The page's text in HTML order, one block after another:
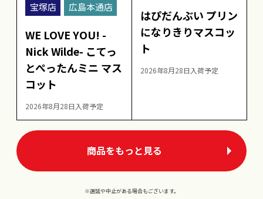
宝塚店
広島本通店
WE LOVE YOU! -
Nick Wilde- こてっ
とぺったんミニ マス
コット
2026年8月28日入荷予定
はぴだんぶい プリン
になりきりマスコッ
ト
2026年8月28日入荷予定
商品をもっと見る
※選延や中止がある場合もございます。